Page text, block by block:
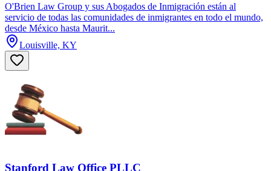
O'Brien Law Group y sus Abogados de Inmigración están al
servicio de todas las comunidades de inmigrantes en todo el mundo,
desde México hasta Maurit...
Louisville, KY
Stanford Law Office PLLC